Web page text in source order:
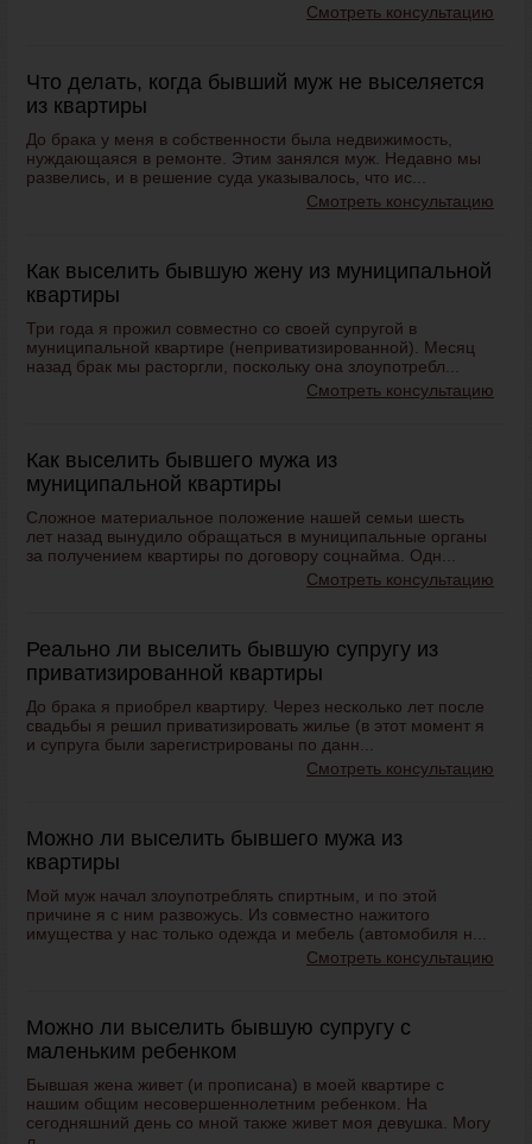
Смотреть консультацию
Что делать, когда бывший муж не выселяется
из квартиры
До брака у меня в собственности была недвижимость,
нуждающаяся в ремонте. Этим занялся муж. Недавно мы
развелись, и в решение суда указывалось, что ис...
Смотреть консультацию
Как выселить бывшую жену из муниципальной
квартиры
Три года я прожил совместно со своей супругой в
муниципальной квартире (неприватизированной). Месяц
назад брак мы расторгли, поскольку она злоупотребл...
Смотреть консультацию
Как выселить бывшего мужа из
муниципальной квартиры
Сложное материальное положение нашей семьи шесть
лет назад вынудило обращаться в муниципальные органы
за получением квартиры по договору соцнайма. Одн...
Смотреть консультацию
Реально ли выселить бывшую супругу из
приватизированной квартиры
До брака я приобрел квартиру. Через несколько лет после
свадьбы я решил приватизировать жилье (в этот момент я
и супруга были зарегистрированы по данн...
Смотреть консультацию
Можно ли выселить бывшего мужа из
квартиры
Мой муж начал злоупотреблять спиртным, и по этой
причине я с ним развожусь. Из совместно нажитого
имущества у нас только одежда и мебель (автомобиля н...
Смотреть консультацию
Можно ли выселить бывшую супругу с
маленьким ребенком
Бывшая жена живет (и прописана) в моей квартире с
нашим общим несовершеннолетним ребенком. На
сегодняшний день со мной также живет моя девушка. Могу